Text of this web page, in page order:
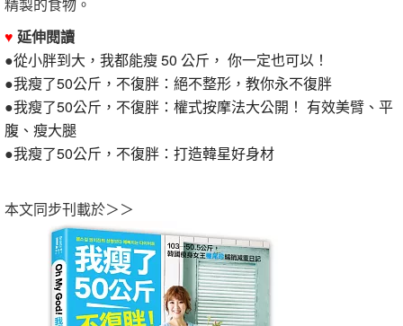
精製的食物。
♥ 延伸閱讀
●從小胖到大，我都能瘦 50 公斤， 你一定也可以！
●我瘦了50公斤，不復胖：絕不整形，教你永不復胖
●我瘦了50公斤，不復胖：權式按摩法大公開！ 有效美臂、平
腹、瘦大腿
●我瘦了50公斤，不復胖：打造韓星好身材
本文同步刊載於＞＞